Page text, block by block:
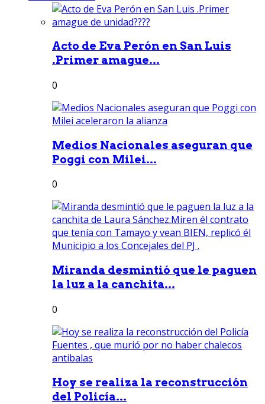
Acto de Eva Perón en San Luis
.Primer amague...
0
Medios Nacionales aseguran que
Poggi con Milei...
0
Miranda desmintió que le paguen
la luz a la canchita...
0
Hoy se realiza la reconstrucción
del Policía...